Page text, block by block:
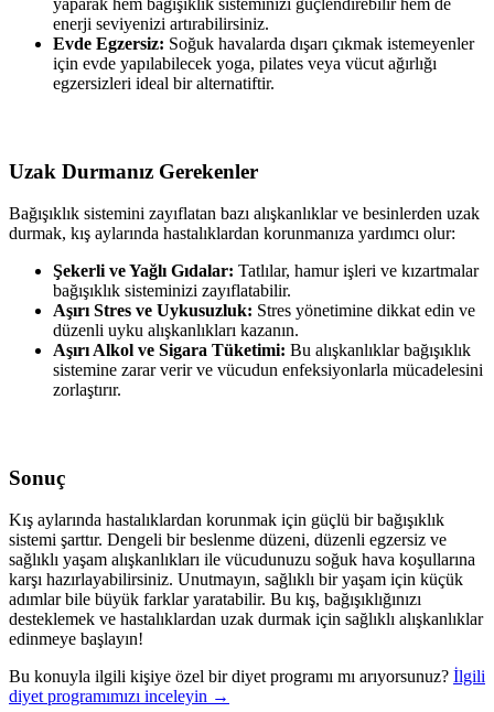
yaparak hem bağışıklık sisteminizi güçlendirebilir hem de
enerji seviyenizi artırabilirsiniz.
Evde Egzersiz: Soğuk havalarda dışarı çıkmak istemeyenler
için evde yapılabilecek yoga, pilates veya vücut ağırlığı
egzersizleri ideal bir alternatiftir.
Uzak Durmanız Gerekenler
Bağışıklık sistemini zayıflatan bazı alışkanlıklar ve besinlerden uzak
durmak, kış aylarında hastalıklardan korunmanıza yardımcı olur:
Şekerli ve Yağlı Gıdalar: Tatlılar, hamur işleri ve kızartmalar
bağışıklık sisteminizi zayıflatabilir.
Aşırı Stres ve Uykusuzluk: Stres yönetimine dikkat edin ve
düzenli uyku alışkanlıkları kazanın.
Aşırı Alkol ve Sigara Tüketimi: Bu alışkanlıklar bağışıklık
sistemine zarar verir ve vücudun enfeksiyonlarla mücadelesini
zorlaştırır.
Sonuç
Kış aylarında hastalıklardan korunmak için güçlü bir bağışıklık
sistemi şarttır. Dengeli bir beslenme düzeni, düzenli egzersiz ve
sağlıklı yaşam alışkanlıkları ile vücudunuzu soğuk hava koşullarına
karşı hazırlayabilirsiniz. Unutmayın, sağlıklı bir yaşam için küçük
adımlar bile büyük farklar yaratabilir. Bu kış, bağışıklığınızı
desteklemek ve hastalıklardan uzak durmak için sağlıklı alışkanlıklar
edinmeye başlayın!
Bu konuyla ilgili kişiye özel bir diyet programı mı arıyorsunuz? İlgili
diyet programımızı inceleyin →